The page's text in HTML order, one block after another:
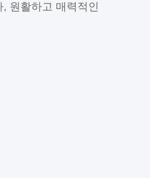
원활하고 매력적인